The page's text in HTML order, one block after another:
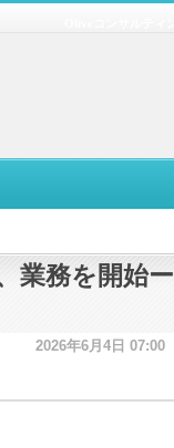
業務を開始ー
2026年6月4日 07:00